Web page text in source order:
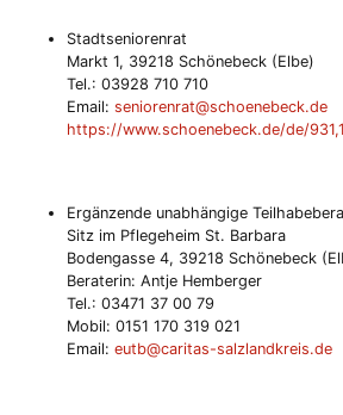
Stadtseniorenrat
Markt 1, 39218 Schönebeck (Elbe)
Tel.: 03928 710 710
Email: seniorenrat@schoenebeck.de
https://www.schoenebeck.de/de/
Ergänzende unabhängige
Sitz im Pflegeheim St. Barbara
Bodengasse 4, 39218 Schönebeck
Beraterin: Antje Hemberger
Tel.: 03471 37 00 79
Mobil: 0151 170 319 021
Email: eutb@caritas-salzlandkreis.de